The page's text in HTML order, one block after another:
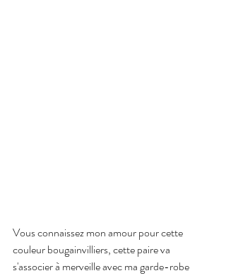
Vous connaissez mon amour pour cette
couleur bougainvilliers, cette paire va
s'associer à merveille avec ma garde-robe